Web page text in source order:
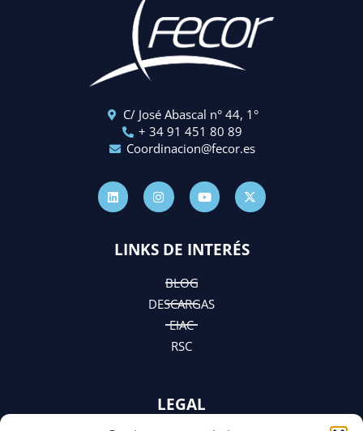
C/ José Abascal n° 44, 1°
+ 34 91 451 80 89
Coordinacion@fecor.es
L
i
n
k
I
n
s
t
r
m
Y
o
u
t
e
X
-
t
w
t
LINKS DE INTERÉS
BLOG
DESCARGAS
EIAC
RSC
LEGAL